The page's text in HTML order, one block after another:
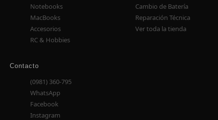
Notebooks
MacBooks
Accesorios
RC & Hobbies
Cambio de Batería
Reparación Técnica
Ver toda la tienda
Contacto
(0981) 360-795
WhatsApp
Facebook
Instagram